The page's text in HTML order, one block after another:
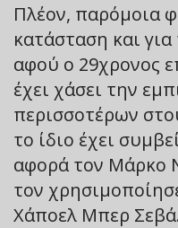
Πλέον, παρόμοια
κατάσταση και
αφού ο 29χρονος
έχει χάσει την
περισσοτέρων
το ίδιο έχει
αφορά τον Μάρκο
τον
Χάποελ Μπερ Σεβά.